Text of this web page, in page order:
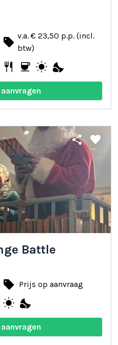
local_offer v.a. € 23,50 p.p. (incl.
btw)
restaurant coffee wb_sunny nights_stay
share favorite
Battle
local_offer Prijs op aanvraag
wb_sunny nights_stay